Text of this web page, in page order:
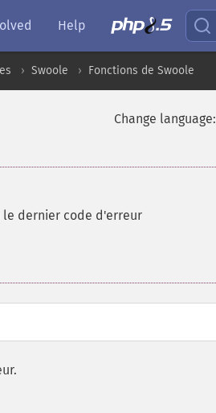
Help
Swoole Fonctions de Swoole
Change language:
le dernier code d'erreur